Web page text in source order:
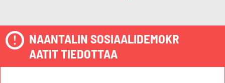
NAANTALIN SOSIAALIDEMOKR
AATIT TIEDOTTAA